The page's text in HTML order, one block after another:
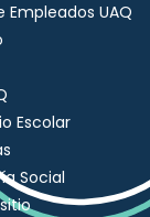
Empleados UAQ
Escolar
Social